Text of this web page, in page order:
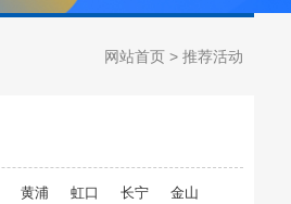
网站首页 > 推荐活动
黄浦 虹口 长宁
金山